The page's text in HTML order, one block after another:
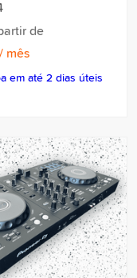
de
/ mês
em até 2 dias úteis